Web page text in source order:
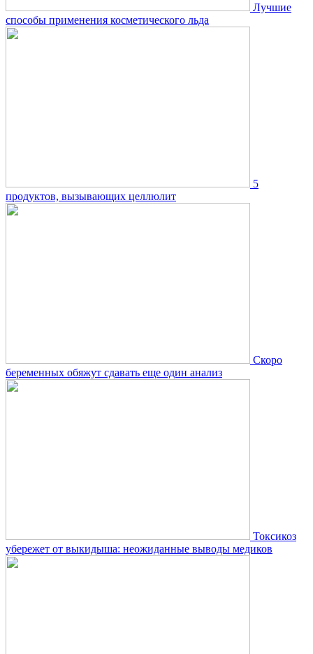
Лучшие
способы применения косметического льда
5
продуктов, вызывающих целлюлит
Скоро
беременных обяжут сдавать еще один анализ
Токсикоз
убережет от выкидыша: неожиданные выводы медиков